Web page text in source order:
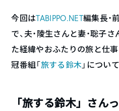
今回はTABIPPO.NET編集長・
で、夫・陵生さんと妻・聡子
た経緯やおふたりの旅と仕
冠番組「旅する鈴木 」につい
「旅する鈴木」さん